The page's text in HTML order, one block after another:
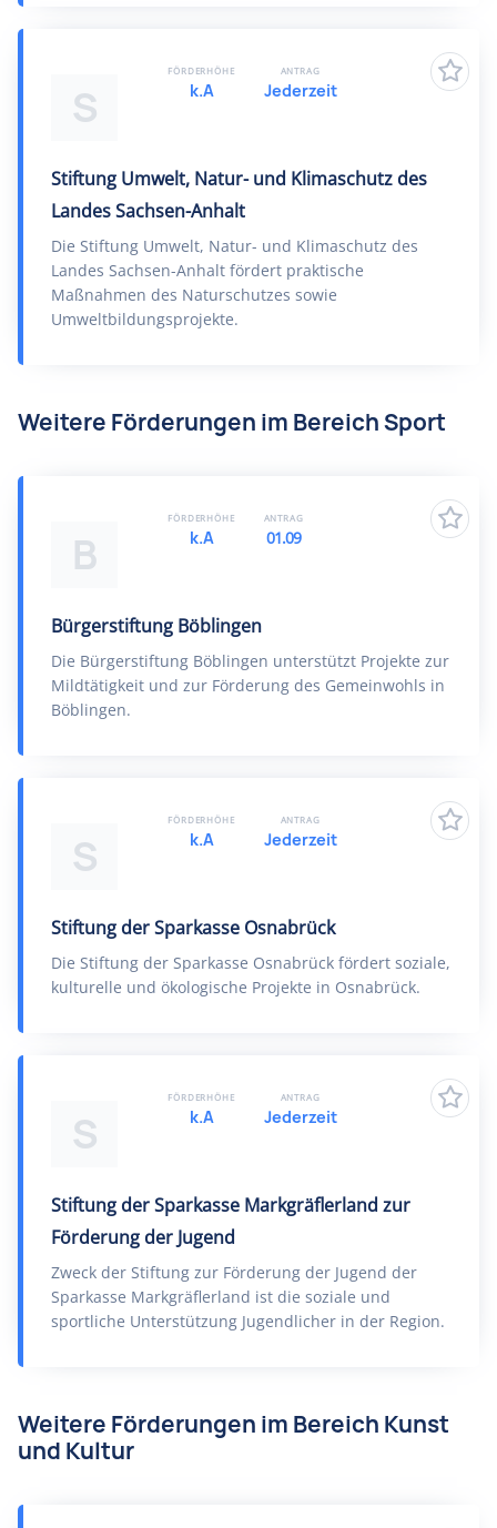
S
Stiftung Umwelt, Natur- und Klimaschutz des
Landes Sachsen-Anhalt
Die Stiftung Umwelt, Natur- und Klimaschutz des
Landes Sachsen-Anhalt fördert praktische
Maßnahmen des Naturschutzes sowie
Umweltbildungsprojekte.
FÖRDERHÖHE
k.A
ANTRAG
Jederzeit
Weitere Förderungen im Bereich Sport
B
Bürgerstiftung Böblingen
Die Bürgerstiftung Böblingen unterstützt Projekte zur
Mildtätigkeit und zur Förderung des Gemeinwohls in
Böblingen.
FÖRDERHÖHE
k.A
ANTRAG
01.09
S
Stiftung der Sparkasse Osnabrück
Die Stiftung der Sparkasse Osnabrück fördert soziale,
kulturelle und ökologische Projekte in Osnabrück.
FÖRDERHÖHE
k.A
ANTRAG
Jederzeit
S
Stiftung der Sparkasse Markgräflerland zur
Förderung der Jugend
Zweck der Stiftung zur Förderung der Jugend der
Sparkasse Markgräflerland ist die soziale und
sportliche Unterstützung Jugendlicher in der Region.
FÖRDERHÖHE
k.A
ANTRAG
Jederzeit
Weitere Förderungen im Bereich Kunst
und Kultur